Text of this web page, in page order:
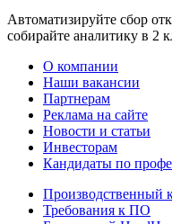
Автоматизируйте сбор
собирайте аналитику в 2
О компании
Наши вакансии
Партнерам
Реклама на сайте
Новости и статьи
Инвесторам
Кандидаты по
Производственный
Требования к ПО